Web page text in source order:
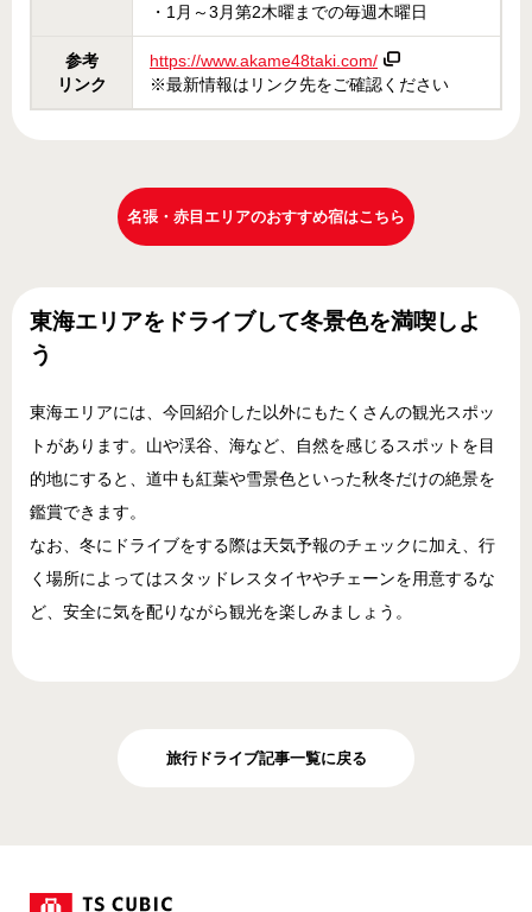
・1月～3月第2木曜までの毎週木曜日
参考
リンク
https://www.akame48taki.com/
※最新情報はリンク先をご確認ください
名張・赤目エリアのおすすめ宿はこちら
東海エリアをドライブして冬景色を満喫しよ
う
東海エリアには、今回紹介した以外にもたくさんの観光スポッ
トがあります。山や渓谷、海など、自然を感じるスポットを目
的地にすると、道中も紅葉や雪景色といった秋冬だけの絶景を
鑑賞できます。
なお、冬にドライブをする際は天気予報のチェックに加え、行
く場所によってはスタッドレスタイヤやチェーンを用意するな
ど、安全に気を配りながら観光を楽しみましょう。
旅行ドライブ記事一覧に戻る